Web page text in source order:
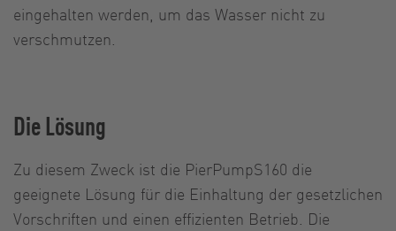
eingehalten werden, um das Wasser nicht zu
verschmutzen.
Die Lösung
Zu diesem Zweck ist die PierPumpS160 die
geeignete Lösung für die Einhaltung der gesetzlichen
Vorschriften und einen effizienten Betrieb. Die